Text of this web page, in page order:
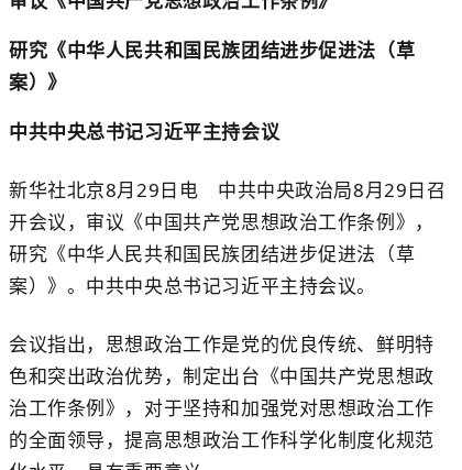
研究《中华人民共和国民族团结进步促进法（草
案）》
中共中央总书记习近平主持会议
新华社北京8月29日电 中共中央政治局8月29日召
开会议，审议《中国共产党思想政治工作条例》，
研究《中华人民共和国民族团结进步促进法（草
案）》。中共中央总书记习近平主持会议。
会议指出，思想政治工作是党的优良传统、鲜明特
色和突出政治优势，制定出台《中国共产党思想政
治工作条例》，对于坚持和加强党对思想政治工作
的全面领导，提高思想政治工作科学化制度化规范